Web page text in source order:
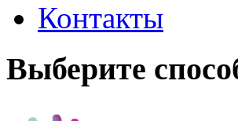
Контакты
Выберите